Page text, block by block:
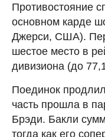
Противостояние
основном карде
Джерси, США).
шестое место в
дивизиона (до
Поединок
часть прошла в
Брэди. Бакли
тогда как его